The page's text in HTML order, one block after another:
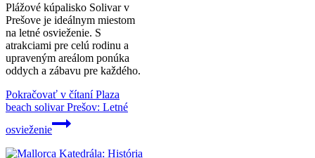
Plážové kúpalisko Solivar v
Prešove je ideálnym miestom
na letné osvieženie. S
atrakciami pre celú rodinu a
upraveným areálom ponúka
oddych a zábavu pre každého.
Pokračovať v čítaníPlaza
beach solivar Prešov: Letné
osvieženie